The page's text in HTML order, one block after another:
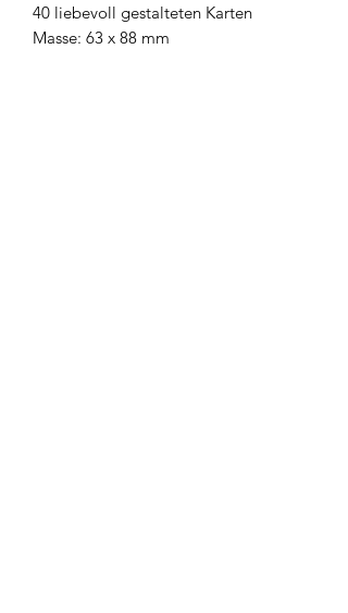
40 liebevoll gestalteten Karten
Masse: 63 x 88 mm